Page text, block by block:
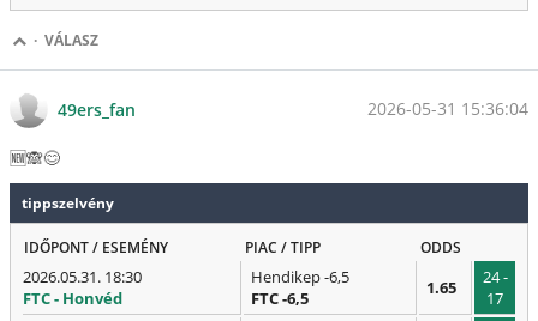
· VÁLASZ
49ers_fan 2026-05-31 15:36:04
🆕🙈😊
tippszelvény
IDŐPONT / ESEMÉNY PIAC / TIPP ODDS
2026.05.31. 18:30
FTC - Honvéd
Hendikep -6,5
FTC -6,5
1.65
24 -
17